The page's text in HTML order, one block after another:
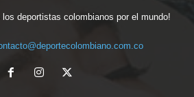
deportistas colombianos por el mundo!